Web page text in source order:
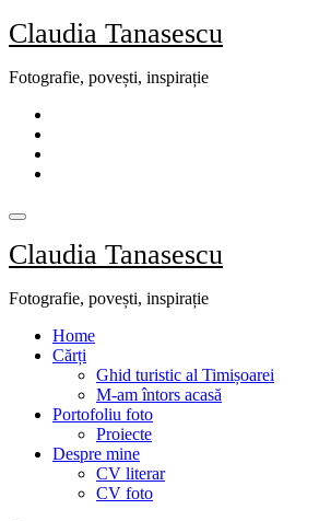
Skip
to
Claudia Tanasescu
Fotografie, povești, inspirație
Claudia Tanasescu
Fotografie, povești, inspirație
Home
Cărți
Ghid turistic al Timișoarei
M-am întors acasă
Portofoliu foto
Proiecte
Despre mine
CV literar
CV foto